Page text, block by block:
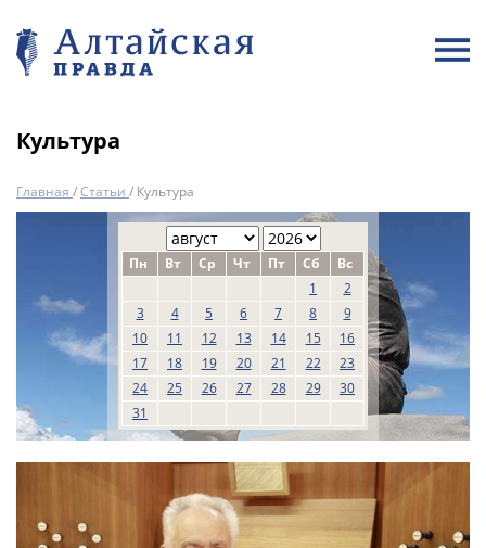
Культура
Главная /Статьи / Культура
Пн Вт Ср Чт Пт Сб
Вс
1
2
3
4 5 6 7 8
9
10
11 12 13 14 15
16
17
18 19 20 21 22
23
24
25 26 27 28 29
30
31